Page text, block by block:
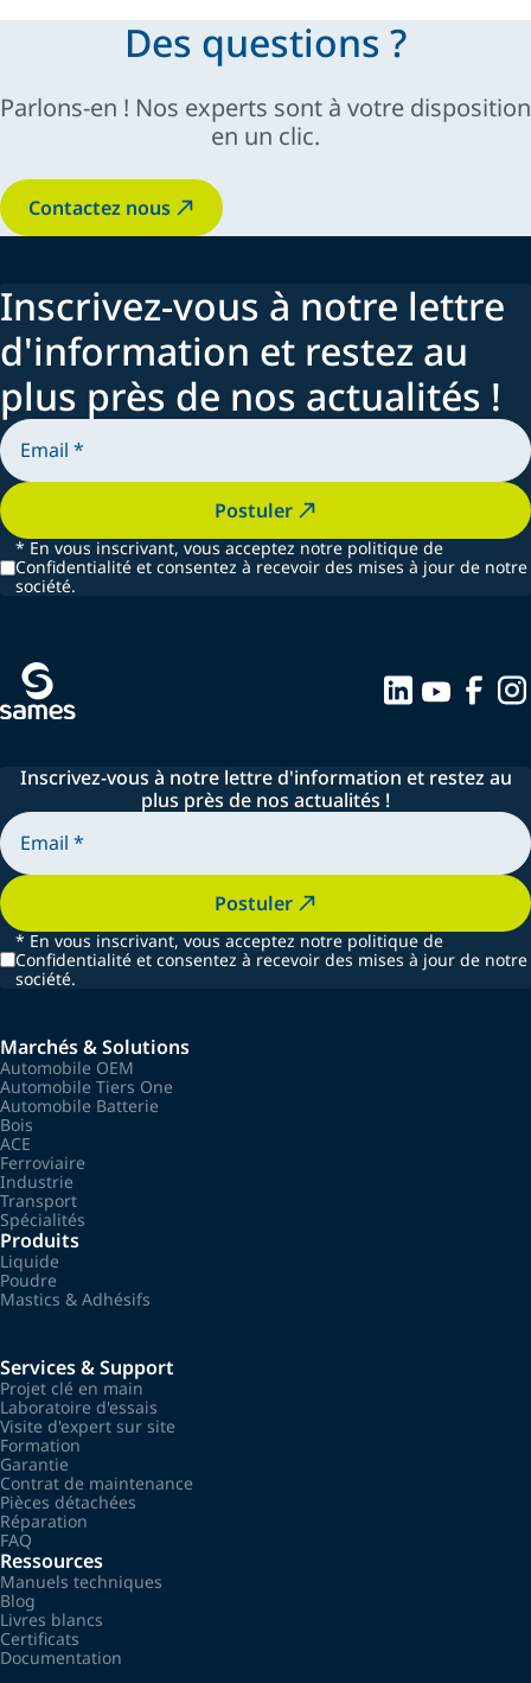
Des questions ?
Parlons-en ! Nos experts sont à votre disposition
en un clic.
Contactez nous
Inscrivez-vous à notre lettre
d'information et restez au
plus près de nos actualités !
Postuler
* En vous inscrivant, vous acceptez notre politique de
Confidentialité et consentez à recevoir des mises à jour de notre
société.
Inscrivez-vous à notre lettre d'information et restez au
plus près de nos actualités !
Postuler
* En vous inscrivant, vous acceptez notre politique de
Confidentialité et consentez à recevoir des mises à jour de notre
société.
Marchés & Solutions
Automobile OEM
Automobile Tiers One
Automobile Batterie
Bois
ACE
Ferroviaire
Industrie
Transport
Spécialités
Produits
Liquide
Poudre
Mastics & Adhésifs
Services & Support
Projet clé en main
Laboratoire d'essais
Visite d'expert sur site
Formation
Garantie
Contrat de maintenance
Pièces détachées
Réparation
FAQ
Ressources
Manuels techniques
Blog
Livres blancs
Certificats
Documentation